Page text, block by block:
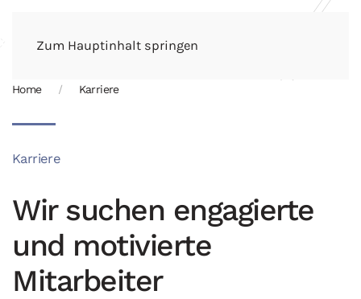
Zum Hauptinhalt springen
Home Karriere
Karriere
Wir suchen engagierte
und motivierte
Mitarbeiter